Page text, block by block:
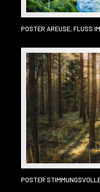
POSTER AREUSE, FLUSS IM NEUENBURGER JURA, SCHWEIZ,
POSTER